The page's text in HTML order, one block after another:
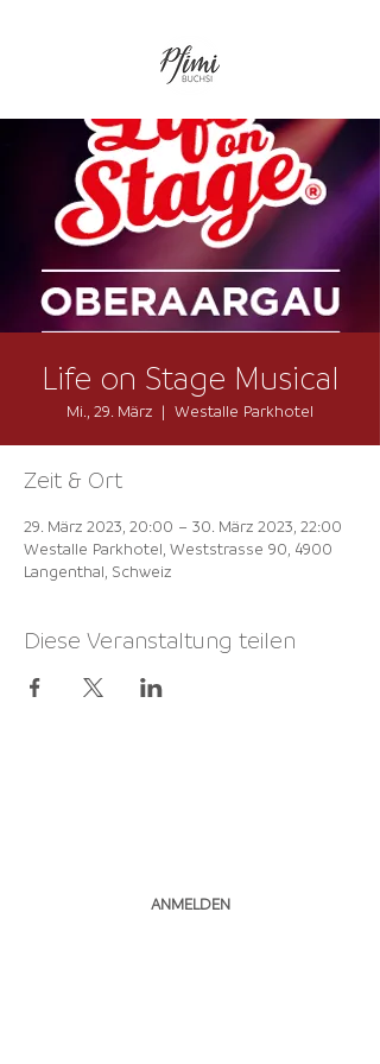
Life on Stage Musical
Mi., 29. März
  |
Westalle Parkhotel
Zeit & Ort
29. März 2023, 20:00 – 30. März 2023, 22:00
Westalle Parkhotel, Weststrasse 90, 4900
Langenthal, Schweiz
Diese Veranstaltung teilen
ANMELDEN